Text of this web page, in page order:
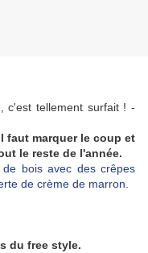
c'est tellement surfait ! -
faut marquer le coup et
le reste de l'année.
de bois avec des crêpes
de crème de marron
du free style.